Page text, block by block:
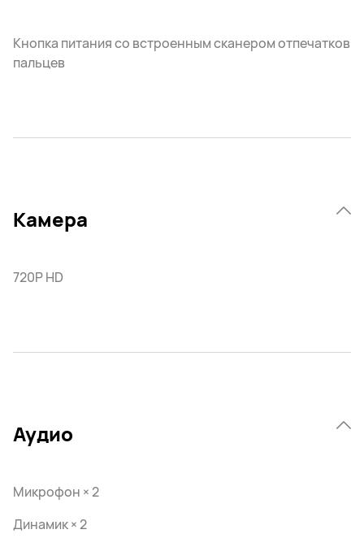
Кнопка питания со встроенным сканером отпечатков
пальцев
Камера
720P HD
Аудио
Микрофон × 2
Динамик × 2